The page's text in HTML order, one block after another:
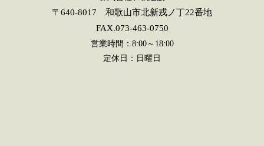
〒640-8017 和歌山市北新戎ノ丁22番地
FAX.073-463-0750
営業時間：8:00～18:00
定休日：日曜日